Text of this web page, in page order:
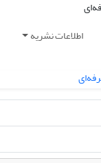
اطلاعات نشریه